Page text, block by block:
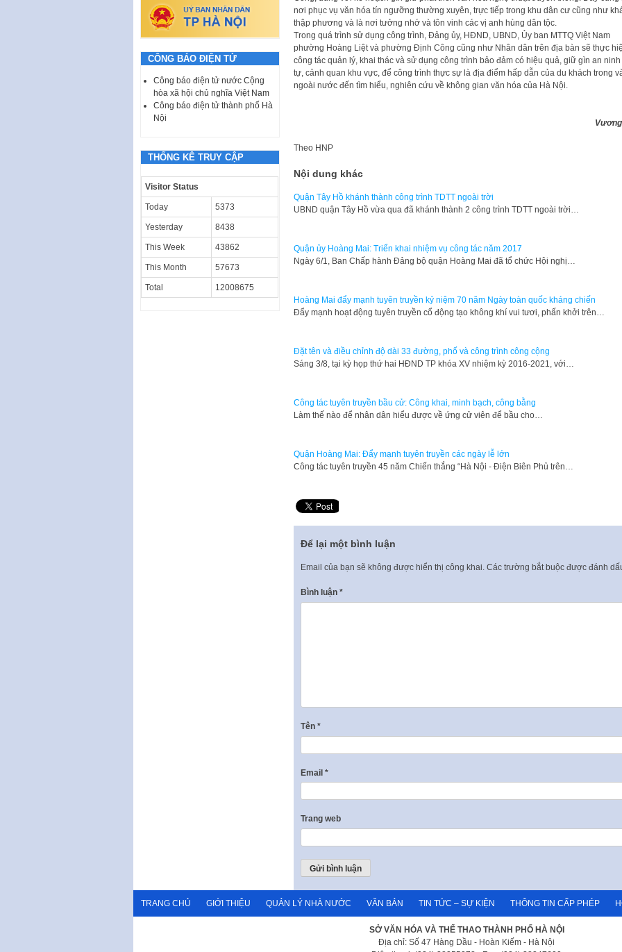
nơi phục vụ văn hóa tín ngưỡng thường xuyên, trực tiếp trong khu dân cư cũng như
thập phương và là nơi tưởng nhớ và tôn vinh các vị anh hùng dân tộc.
Trong quá trình sử dụng công trình, Đảng ủy, HĐND, UBND, Ủy ban MTTQ Việt Nam
phường Hoàng Liệt và phường Định Công cũng như Nhân dân trên địa bàn sẽ thực
công tác quản lý, khai thác và sử dụng công trình bảo đảm có hiệu quả, giữ gìn an ninh
tự, cảnh quan khu vực, để công trình thực sự là địa điểm hấp dẫn của du khách trong
ngoài nước đến tìm hiểu, nghiên cứu về không gian văn hóa của Hà Nội.
Theo HNP
Nội dung khác
Quận Tây Hồ khánh thành công trình TDTT ngoài trời
UBND quận Tây Hồ vừa qua đã khánh thành 2 công trình TDTT ngoài trời…
Quận ủy Hoàng Mai: Triển khai nhiệm vụ công tác năm 2017
Ngày 6/1, Ban Chấp hành Đảng bộ quận Hoàng Mai đã tổ chức Hội nghị…
Hoàng Mai đẩy mạnh tuyên truyền kỷ niệm 70 năm Ngày toàn quốc kháng chiến
Đẩy mạnh hoạt động tuyên truyền cổ động tạo không khí vui tươi, phấn khởi trên…
Đặt tên và điều chỉnh độ dài 33 đường, phố và công trình công cộng
Sáng 3/8, tại kỳ họp thứ hai HĐND TP khóa XV nhiệm kỳ 2016-2021, với…
Công tác tuyên truyền bầu cử: Công khai, minh bạch, công bằng
Làm thế nào để nhân dân hiểu được về ứng cử viên để bầu cho…
Quận Hoàng Mai: Đẩy mạnh tuyên truyền các ngày lễ lớn
Công tác tuyên truyền 45 năm Chiến thắng “Hà Nội - Điện Biên Phủ trên…
Để lại một bình luận
Email của bạn sẽ không được hiển thị công khai. Các trường bắt buộc được đánh
Bình luận *
Tên *
Email *
Trang web
CÔNG BÁO ĐIỆN TỬ
Công báo điện tử nước Cộng
hòa xã hội chủ nghĩa Việt Nam
Công báo điện tử thành phố Hà
Nội
THỐNG KÊ TRUY CẬP
Visitor Status
Today 5373
Yesterday 8438
This Week 43862
This Month 57673
Total 12008675
TRANG CHỦ GIỚI THIỆU QUẢN LÝ NHÀ NƯỚC VĂN BẢN TIN TỨC – SỰ KIỆN THÔNG TIN CẤP PHÉP
SỞ VĂN HÓA VÀ THỂ THAO THÀNH PHỐ HÀ NỘI
Địa chỉ: Số 47 Hàng Dầu - Hoàn Kiếm - Hà Nội